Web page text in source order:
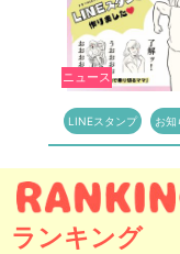
ニュース
LINEスタンプ お知
ランキング